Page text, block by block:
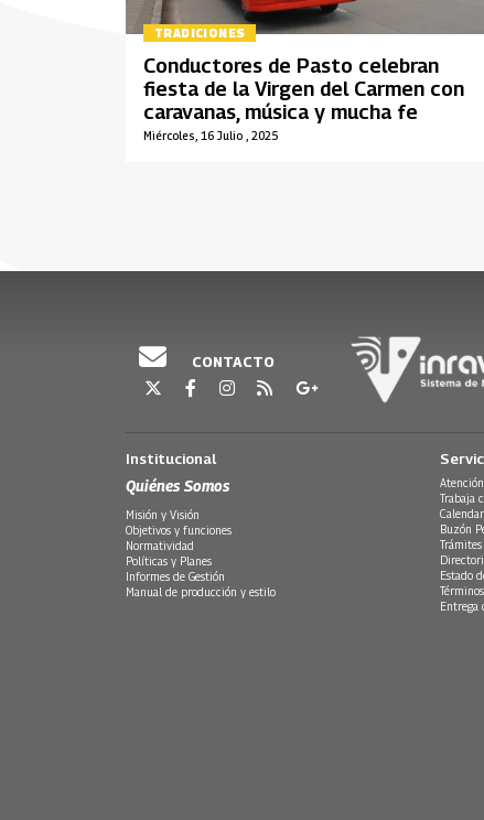
TRADICIONES
Miércoles, 16 Julio , 2025
Conductores de Pasto celebran
fiesta de la Virgen del Carmen con
caravanas, música y mucha fe
CONTACTO
Institucional
Quiénes Somos
Misión y Visión
Objetivos y funciones
Normatividad
Políticas y Planes
Informes de Gestión
Manual de producción y estilo
Trabaja
Buzón
Estado
Entrega